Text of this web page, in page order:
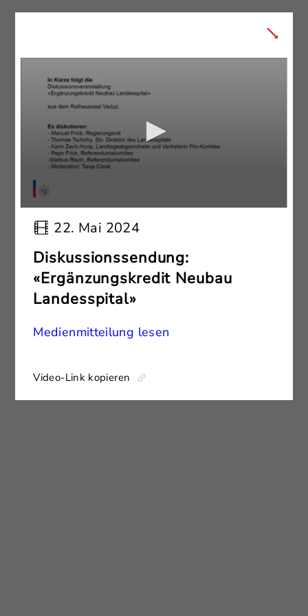
22. Mai 2024
Diskussionssendung:
«Ergänzungskredit Neubau
Landesspital»
Medienmitteilung lesen
Video-Link kopieren